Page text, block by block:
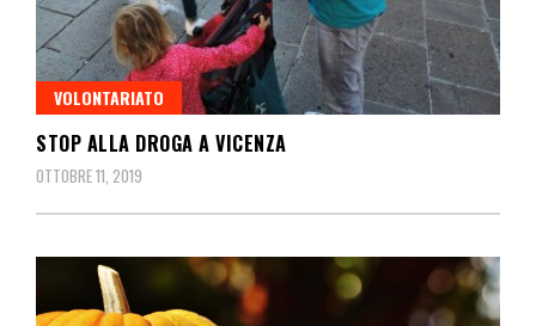
VOLONTARIATO
STOP ALLA DROGA A VICENZA
OTTOBRE 11, 2019